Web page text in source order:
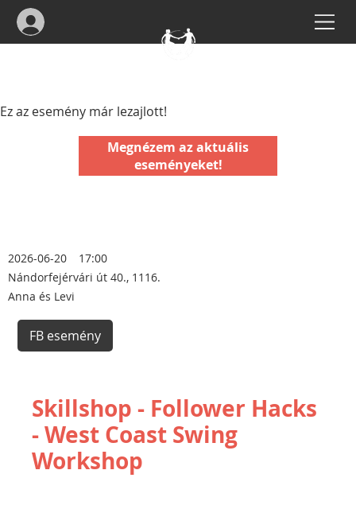
Ez az esemény már lezajlott!
Megnézem az aktuális
eseményeket!
2026-06-20
17:00
Nándorfejérvári út 40., 1116.
Anna és Levi
FB esemény
Skillshop - Follower Hacks
- West Coast Swing
Workshop